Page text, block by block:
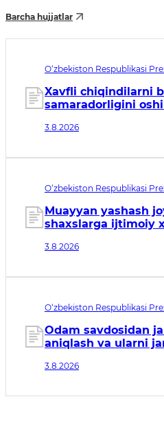
Barcha hujjatlar
O‘zbekiston Respublikasi
04.08.2026
Xavfli chiqindilarni
samaradorligini
3.8.2026
O‘zbekiston Respublikasi
04.08.2026
Muayyan yashash
shaxslarga ijtimoiy
3.8.2026
O‘zbekiston Respublikasi
04.08.2026
Odam savdosidan
aniqlash va ularni
takomillashtirishga
3.8.2026